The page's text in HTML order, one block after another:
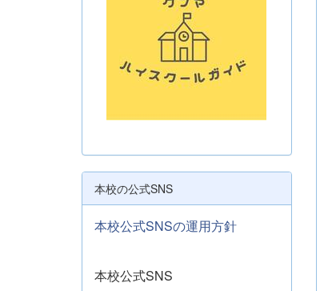
本校の公式SNS
本校公式SNSの運用方針
本校公式SNS